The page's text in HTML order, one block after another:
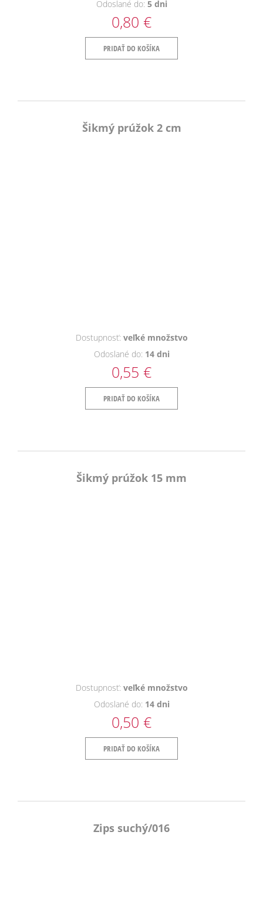
Odoslané do: 5 dni
0,80 €
PRIDAŤ DO KOŠÍKA
Šikmý prúžok 2 cm
Dostupnosť: veľké množstvo
Odoslané do: 14 dni
0,55 €
PRIDAŤ DO KOŠÍKA
Šikmý prúžok 15 mm
Dostupnosť: veľké množstvo
Odoslané do: 14 dni
0,50 €
PRIDAŤ DO KOŠÍKA
Zips suchý/016